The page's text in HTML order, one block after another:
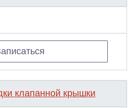
клапанной крышки